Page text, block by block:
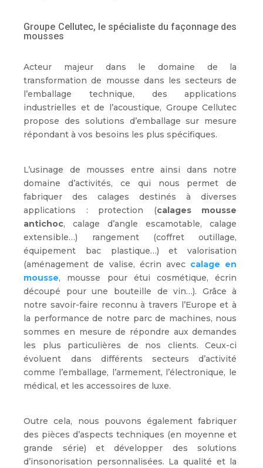
Groupe Cellutec, le spécialiste du façonnage des
mousses
Acteur majeur dans le domaine de la
transformation de mousse dans les secteurs de
l’emballage technique, des applications
industrielles et de l’acoustique, Groupe Cellutec
propose des solutions d’emballage sur mesure
répondant à vos besoins les plus spécifiques.
L’usinage de mousses entre ainsi dans notre
domaine d’activités, ce qui nous permet de
fabriquer des calages destinés à diverses
applications : protection (calages mousse
antichoc, calage d’angle escamotable, calage
extensible…) rangement (coffret outillage,
équipement bac plastique…) et valorisation
(aménagement de valise, écrin avec calage en
mousse, mousse pour étui cosmétique, écrin
découpé pour une bouteille de vin…). Grâce à
notre savoir-faire reconnu à travers l’Europe et à
la performance de notre parc de machines, nous
sommes en mesure de répondre aux demandes
les plus particulières de nos clients. Ceux-ci
évoluent dans différents secteurs d’activité
comme l’emballage, l’armement, l’électronique, le
médical, et les accessoires de luxe.
Outre cela, nous pouvons également fabriquer
des pièces d’aspects techniques (en moyenne et
grande série) et développer des solutions
d’insonorisation personnalisées. La qualité et la